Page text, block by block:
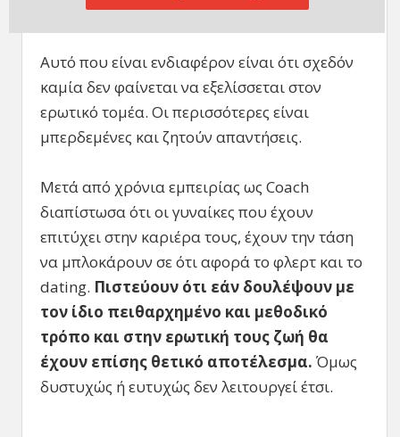
ταυτόχρονα μόνες που είναι εντυπωσιακό!
Αυτό που είναι ενδιαφέρον είναι ότι σχεδόν
καμία δεν φαίνεται να εξελίσσεται στον
ερωτικό τομέα. Οι περισσότερες είναι
μπερδεμένες και ζητούν απαντήσεις.
Μετά από χρόνια εμπειρίας ως Coach
διαπίστωσα ότι οι γυναίκες που έχουν
επιτύχει στην καριέρα τους, έχουν την τάση
να μπλοκάρουν σε ότι αφορά το φλερτ και το
dating. Πιστεύουν ότι εάν δουλέψουν με
τον ίδιο πειθαρχημένο και μεθοδικό
τρόπο και στην ερωτική τους ζωή θα
έχουν επίσης θετικό αποτέλεσμα. Όμως
δυστυχώς ή ευτυχώς δεν λειτουργεί έτσι.